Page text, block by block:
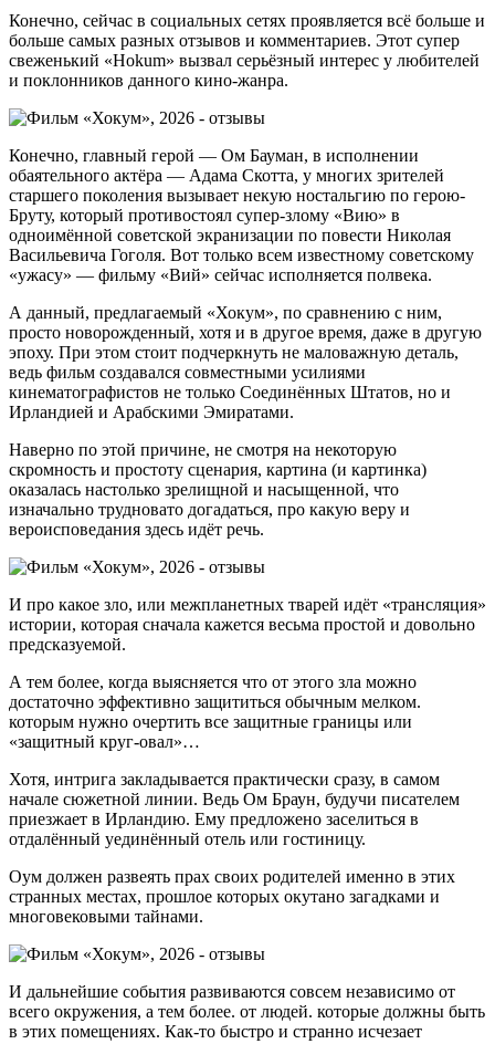
Конечно, сейчас в социальных сетях проявляется всё больше и
больше самых разных отзывов и комментариев. Этот супер
свеженький «Hokum» вызвал серьёзный интерес у любителей
и поклонников данного кино-жанра.
Конечно, главный герой — Ом Бауман, в исполнении
обаятельного актёра — Адама Скотта, у многих зрителей
старшего поколения вызывает некую ностальгию по герою-
Бруту, который противостоял супер-злому «Вию» в
одноимённой советской экранизации по повести Николая
Васильевича Гоголя. Вот только всем известному советскому
«ужасу» — фильму «Вий» сейчас исполняется полвека.
А данный, предлагаемый «Хокум», по сравнению с ним,
просто новорожденный, хотя и в другое время, даже в другую
эпоху. При этом стоит подчеркнуть не маловажную деталь,
ведь фильм создавался совместными усилиями
кинематографистов не только Соединённых Штатов, но и
Ирландией и Арабскими Эмиратами.
Наверно по этой причине, не смотря на некоторую
скромность и простоту сценария, картина (и картинка)
оказалась настолько зрелищной и насыщенной, что
изначально трудновато догадаться, про какую веру и
вероисповедания здесь идёт речь.
И про какое зло, или межпланетных тварей идёт «трансляция»
истории, которая сначала кажется весьма простой и довольно
предсказуемой.
А тем более, когда выясняется что от этого зла можно
достаточно эффективно защититься обычным мелком.
которым нужно очертить все защитные границы или
«защитный круг-овал»…
Хотя, интрига закладывается практически сразу, в самом
начале сюжетной линии. Ведь Ом Браун, будучи писателем
приезжает в Ирландию. Ему предложено заселиться в
отдалённый уединённый отель или гостиницу.
Оум должен развеять прах своих родителей именно в этих
странных местах, прошлое которых окутано загадками и
многовековыми тайнами.
И дальнейшие события развиваются совсем независимо от
всего окружения, а тем более. от людей. которые должны быть
в этих помещениях. Как-то быстро и странно исчезает